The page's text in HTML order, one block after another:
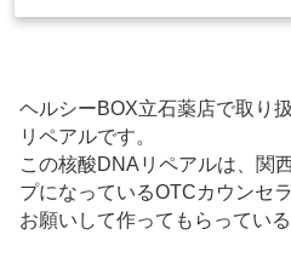
ヘルシーBOX立石薬店で取り
リペアルです。
この核酸DNAリペアルは、関
プになっているOTCカウンセ
お願いして作ってもらっている